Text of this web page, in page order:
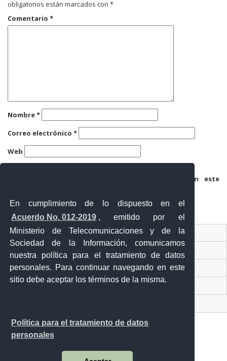
En cumplimiento de lo dispuesto en el
Acuerdo No. 012-2019 , emitido por el
Ministerio de Telecomunicaciones y de la
Sociedad de la Información, comunicamos
nuestra política para el tratamiento de datos
personales. Para continuar navegando en este
sitio debe aceptar los términos de la misma.
Política para el tratamiento de datos
personales
obligatorios están marcados con *
Comentario *
Nombre*
Correo electrónico *
Web
Guarda mi nombre, correo electrónico y web en este
Ventanilla Única Virtual
Ventanilla Única de Comercio Exterior
Gobierno Abierto
Malecón y Aguirre